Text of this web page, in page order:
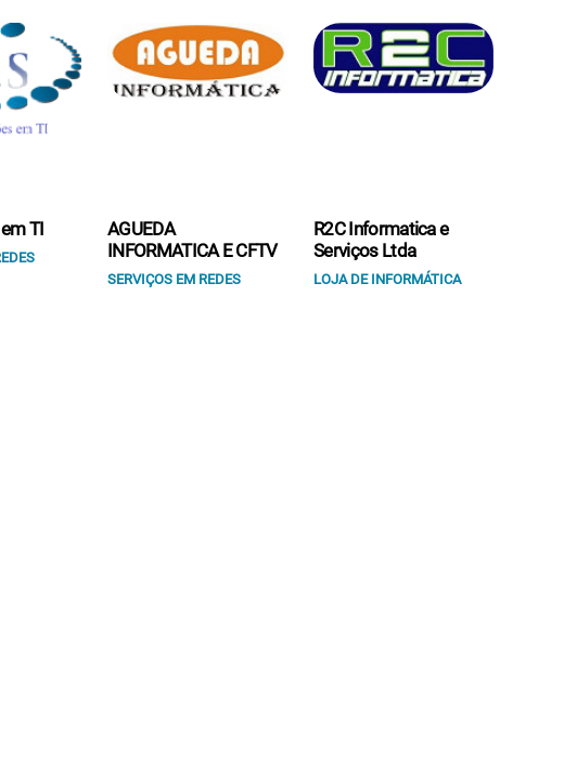
TI
AGUEDA
INFORMATICA E CFTV
SERVIÇOS EM REDES
R2C Informatica e
Serviços Ltda
LOJA DE INFORMÁTICA